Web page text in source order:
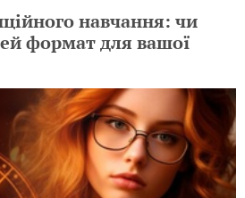
навчання: чи
формат для вашої